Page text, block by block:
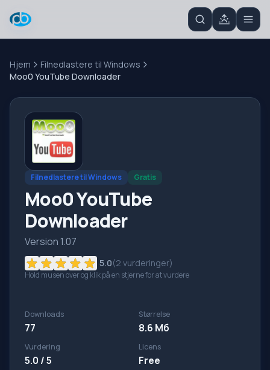
Hjem
Filnedlastere til Windows
Moo0 YouTube Downloader
Filnedlastere til Windows Gratis
Moo0 YouTube
Downloader
Version 1.07
5.0(2 vurderinger)
Hold musen over og klik på en stjerne for at vurdere
Downloads
77
Størrelse
8.6 Мб
Vurdering
5.0 / 5
Licens
Free